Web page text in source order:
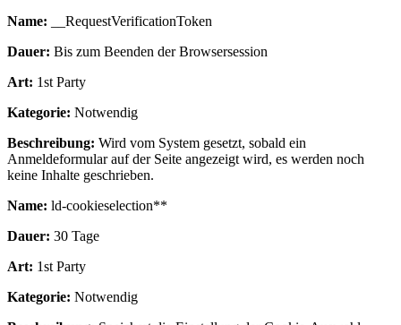
Name: __RequestVerificationToken
Dauer: Bis zum Beenden der Browsersession
Art: 1st Party
Kategorie: Notwendig
Beschreibung: Wird vom System gesetzt, sobald ein
Anmeldeformular auf der Seite angezeigt wird, es werden noch
keine Inhalte geschrieben.
Name: ld-cookieselection**
Dauer: 30 Tage
Art: 1st Party
Kategorie: Notwendig